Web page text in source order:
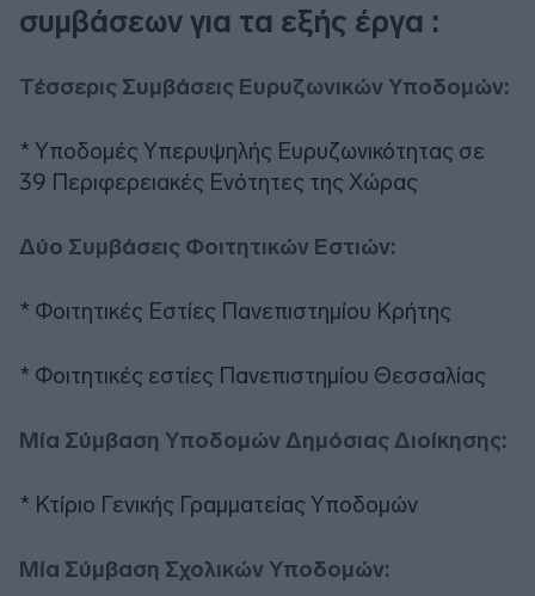
συμβάσεων για τα εξής έργα :
Τέσσερις Συμβάσεις Ευρυζωνικών Υποδομών:
* Υποδομές Υπερυψηλής Ευρυζωνικότητας σε
39 Περιφερειακές Ενότητες της Χώρας
Δύο Συμβάσεις Φοιτητικών Εστιών:
* Φοιτητικές Εστίες Πανεπιστημίου Κρήτης
* Φοιτητικές εστίες Πανεπιστημίου Θεσσαλίας
Μία Σύμβαση Υποδομών Δημόσιας Διοίκησης:
* Κτίριο Γενικής Γραμματείας Υποδομών
Μία Σύμβαση Σχολικών Υποδομών: